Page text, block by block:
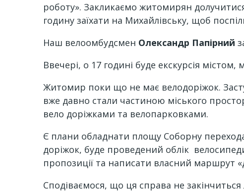
роботу». Закликаємо житомирян
годину заїхати на Михайлівську, щоб
Наш велоомбудсмен Олександр Папірний
Ввечері, о 17 годині буде екскурсія
Житомир поки що не має велодоріжок.
вже давно стали частиною міського
вело доріжками та велопарковками.
Є плани обладнати площу Соборну
доріжок, буде проведений облік
пропозиції та написати власний маршрут
Сподіваємося, що ця справа не